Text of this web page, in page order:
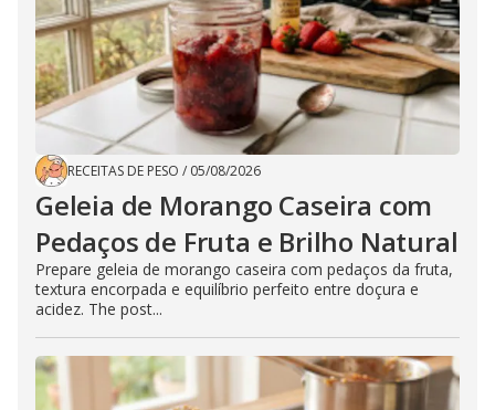
RECEITAS DE PESO / 05/08/2026
Geleia de Morango Caseira com
Pedaços de Fruta e Brilho Natural
Prepare geleia de morango caseira com pedaços da fruta,
textura encorpada e equilíbrio perfeito entre doçura e
acidez. The post...